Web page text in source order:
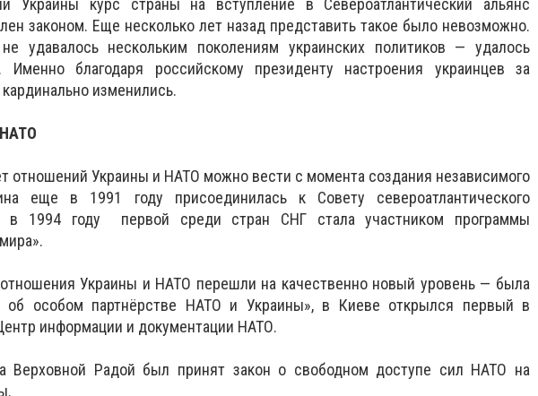
Украины курс страны на вступление в Североатлантический альянс
законом. Еще несколько лет назад представить такое было невозможно.
удавалось нескольким поколениям украинских политиков — удалось
Именно благодаря российскому президенту настроения украинцев за
изменились.
отношений Украины и НАТО можно вести с момента создания независимого
еще в 1991 году присоединилась к Совету североатлантического
в 1994 году первой среди стран СНГ стала участником программы
Украины и НАТО перешли на качественно новый уровень — была
об особом партнёрстве НАТО и Украины», в Киеве открылся первый в
информации и документации НАТО.
Верховной Радой был принят закон о свободном доступе сил НАТО на